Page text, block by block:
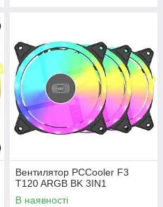
Вентилятор PCCooler F3
T120 ARGB BK 3IN1
В наявності